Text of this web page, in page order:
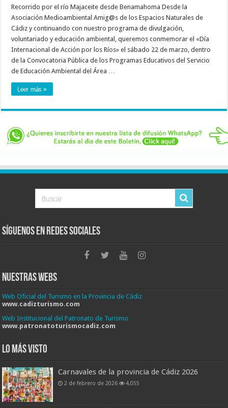
Recorrido por el río Majaceite desde Benamahoma Desde la
Asociación Medioambiental Amig@s de los Espacios Naturales de
Cádiz y continuando con nuestro programa de divulgación,
voluntariado y educación ambiental, queremos conmemorar el «Día
Internacional de Acción por los Ríos» el sábado 22 de marzo, dentro
de la Convocatoria Pública de los Programas Educativos del Servicio
de Educación Ambiental del Área …
Leer más »
Síguenos en Redes Sociales
Nuestras Webs
Web Oficial del Turismo en la Provincia de Cádiz
www.cadizturismo.com
Web Institucional del Patronato de Turismo
www.patronatoturismocadiz.com
Lo más visto
Carnavales de la provincia de Cádiz 2026
2 de febrero de 2026 4,055